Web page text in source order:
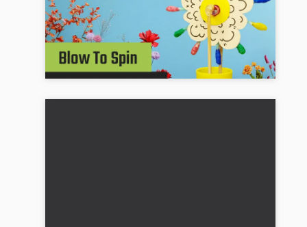
🌸 Lav en snurre-blomst: Komplet guide med
video og billeder. Kreativ gør-det-selv-idé for
børn. Nemt at følge med vores trin-for-trin-guide
🎨...